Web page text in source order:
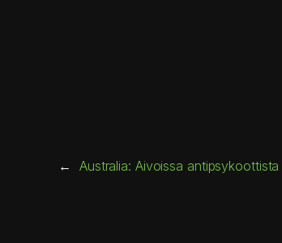
← Australia: Aivoissa